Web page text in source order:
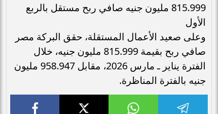
815.999 مليون جنيه صافي ربح مستقل بالربع
الأول
وعلى صعيد الأعمال المستقلة، حقق البركة مصر
صافي ربح بقيمة 815.999 مليون جنيه، خلال
الفترة يناير ـ مارس 2026، مقابل 958.947 مليون
جنيه بالفترة المناظرة.